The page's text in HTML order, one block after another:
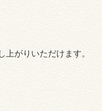
がりいただけます。